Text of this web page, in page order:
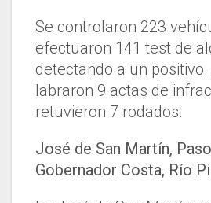
Se controlaron 223
efectuaron 141 test de
detectando a un
labraron 9 actas de
retuvieron 7 rodados.
José de San Martín,
Gobernador Costa, Río